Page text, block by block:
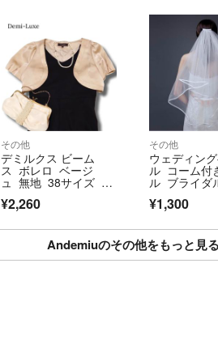
その他
デミルクス ビーム
ス ボレロ ベージ
ュ 無地 38サイズ パ
ーティー 結婚式
¥2,260
その他
ウェディン
ル コーム付
ル ブライダ
¥1,300
Andemiuのその他をもっと見る